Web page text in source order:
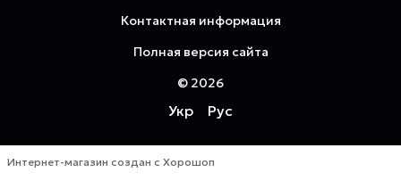
Контактная информация
Полная версия сайта
© 2026
Укр Рус
Интернет-магазин создан с Хорошоп